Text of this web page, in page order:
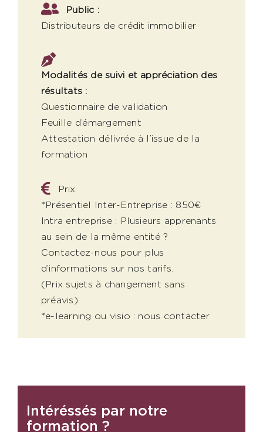
Public :
Distributeurs de crédit immobilier
Modalités de suivi et appréciation des
résultats :
Questionnaire de validation
Feuille d’émargement
Attestation délivrée à l’issue de la
formation
Prix
*Présentiel Inter-Entreprise : 850€
Intra entreprise : Plusieurs apprenants
au sein de la même entité ?
Contactez-nous pour plus
d’informations sur nos tarifs.
(Prix sujets à changement sans
préavis).
*e-learning ou visio : nous contacter
Intéréssés par notre
formation ?